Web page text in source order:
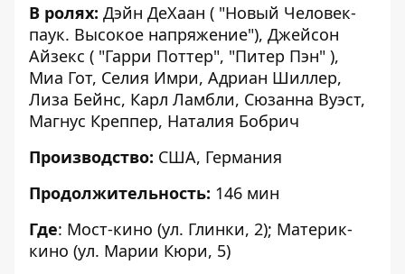
В ролях: Дэйн ДеХаан ( "Новый Человек-
паук. Высокое напряжение"), Джейсон
Айзекс ( "Гарри Поттер", "Питер Пэн" ),
Миа Гот, Селия Имри, Адриан Шиллер,
Лиза Бейнс, Карл Ламбли, Сюзанна Вуэст,
Магнус Креппер, Наталия Бобрич
Производство: США, Германия
Продолжительность: 146 мин
Где: Мост-кино (ул. Глинки, 2); Материк-
кино (ул. Марии Кюри, 5)